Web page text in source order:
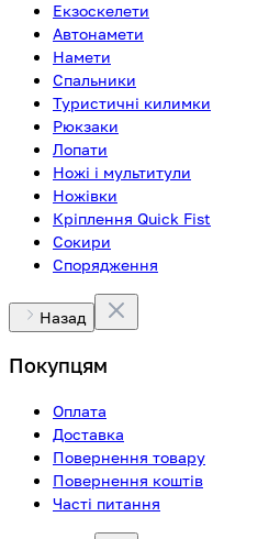
Екзоскелети
Автонамети
Намети
Спальники
Туристичні килимки
Рюкзаки
Лопати
Ножі і мультитули
Ножівки
Кріплення Quick Fist
Сокири
Спорядження
Назад
Покупцям
Оплата
Доставка
Повернення товару
Повернення коштів
Часті питання